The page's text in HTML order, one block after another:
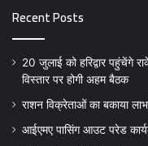
Recent Posts
20 जुलाई को हरिद्वार पहुंचेंगे
विस्तार पर होगी अहम बैठक
राशन विक्रेताओं का बकाया
आईएमए पासिंग आउट परेड